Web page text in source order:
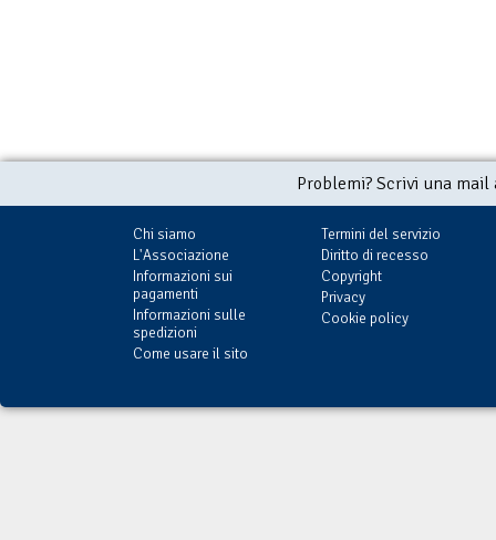
Problemi? Scrivi una
Chi siamo
L'Associazione
Informazioni sui
pagamenti
Informazioni sulle
spedizioni
Come usare il sito
Termini del servizio
Diritto di recesso
Copyright
Privacy
Cookie policy